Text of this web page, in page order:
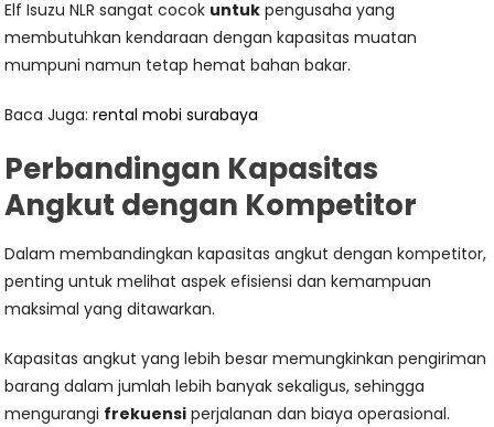
Elf Isuzu NLR sangat cocok untuk pengusaha yang
membutuhkan kendaraan dengan kapasitas muatan
mumpuni namun tetap hemat bahan bakar.
Baca Juga:rental mobi surabaya
Perbandingan Kapasitas
Angkut dengan Kompetitor
Dalam membandingkan kapasitas angkut dengan kompetitor,
penting untuk melihat aspek efisiensi dan kemampuan
maksimal yang ditawarkan.
Kapasitas angkut yang lebih besar memungkinkan pengiriman
barang dalam jumlah lebih banyak sekaligus, sehingga
mengurangi frekuensi perjalanan dan biaya operasional.